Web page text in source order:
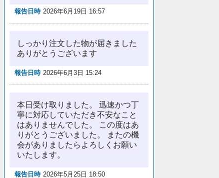
報告日時 2026年6月19日 16:57
しっかり注文した物が届きました
ありがとうございます
報告日時 2026年6月3日 15:24
本日受け取りました。 迅速かつ丁
寧に対応していただき不安なこと
はありませんでした。 この度はあ
りがとうございました。 またの機
会がありましたらよろしくお願い
いたします。
報告日時 2026年5月25日 18:50